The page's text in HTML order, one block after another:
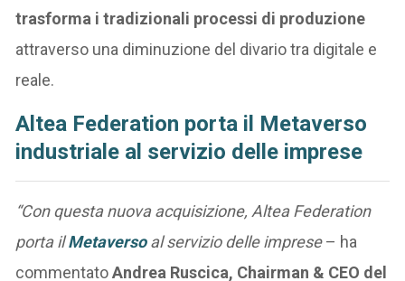
trasforma i tradizionali processi di produzione
attraverso una diminuzione del divario tra digitale e
reale.
Altea Federation porta il Metaverso
industriale al servizio delle imprese
“Con questa nuova acquisizione, Altea Federation
porta ilMetaversoal servizio delle imprese– ha
commentatoAndrea Ruscica, Chairman & CEO del